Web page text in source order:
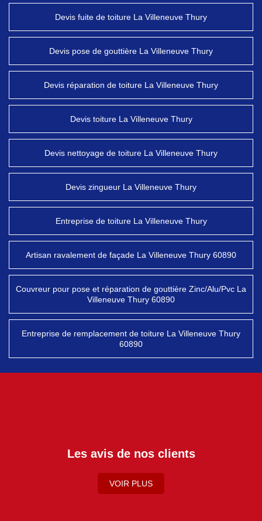
Devis fuite de toiture La Villeneuve Thury
Devis pose de gouttière La Villeneuve Thury
Devis réparation de toiture La Villeneuve Thury
Devis toiture La Villeneuve Thury
Devis nettoyage de toiture La Villeneuve Thury
Devis zingueur La Villeneuve Thury
Entreprise de toiture La Villeneuve Thury
Artisan ravalement de façade La Villeneuve Thury 60890
Couvreur pour pose et réparation de gouttière Zinc/Alu/Pvc La
Villeneuve Thury 60890
Entreprise de remplacement de toiture La Villeneuve Thury
60890
Les avis de nos clients
VOIR PLUS